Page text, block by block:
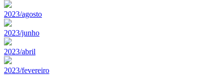
2023/agosto
2023/junho
2023/abril
2023/fevereiro